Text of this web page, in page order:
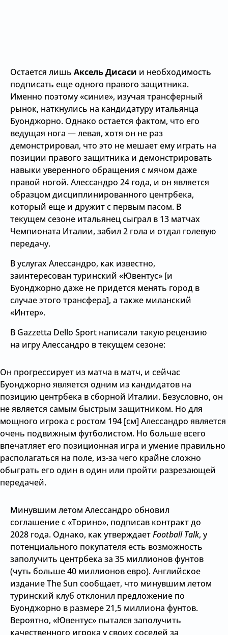
Остается лишь Аксель Дисаси и необходимость
подписать еще одного правого защитника.
Именно поэтому «синие», изучая трансферный
рынок, наткнулись на кандидатуру итальянца
Буонджорно. Однако остается фактом, что его
ведущая нога — левая, хотя он не раз
демонстрировал, что это не мешает ему играть на
позиции правого защитника и демонстрировать
навыки уверенного обращения с мячом даже
правой ногой. Алессандро 24 года, и он является
образцом дисциплинированного центрбека,
который еще и дружит с первым пасом. В
текущем сезоне итальянец сыграл в 13 матчах
Чемпионата Италии, забил 2 гола и отдал голевую
передачу.
В услугах Алессандро, как известно,
заинтересован туринский «Ювентус» [и
Буонджорно даже не придется менять город в
случае этого трансфера], а также миланский
«Интер».
В Gazzetta Dello Sport написали такую рецензию
на игру Алессандро в текущем сезоне:
Он прогрессирует из матча в матч, и сейчас
Буонджорно является одним из кандидатов на
позицию центрбека в сборной Италии. Безусловно, он
не является самым быстрым защитником. Но для
мощного игрока с ростом 194 [см] Алессандро является
очень подвижным футболистом. Но больше всего
впечатляет его позиционная игра и умение правильно
располагаться на поле, из-за чего крайне сложно
обыграть его один в один или пройти разрезающей
передачей.
Минувшим летом Алессандро обновил
соглашение с «Торино», подписав контракт до
2028 года. Однако, как утверждаетFootball Talk, у
потенциального покупателя есть возможность
заполучить центрбека за 35 миллионов фунтов
(чуть больше 40 миллионов евро). Английское
издание The Sun сообщает, что минувшим летом
туринский клуб отклонил предложение по
Буонджорно в размере 21,5 миллиона фунтов.
Вероятно, «Ювентус» пытался заполучить
качественного игрока у своих соседей за